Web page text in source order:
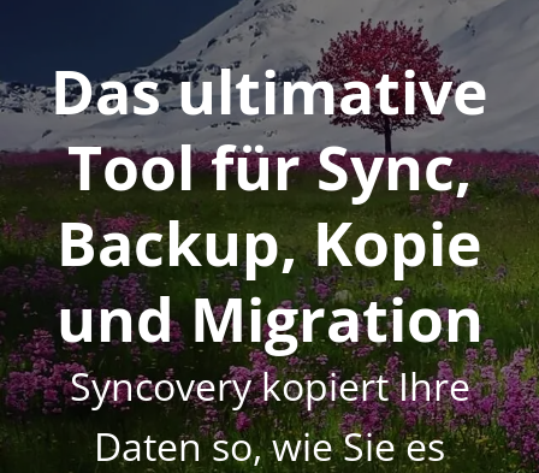
Das ultimative
Tool für Sync,
Backup, Kopie
und Migration
Syncovery kopiert Ihre
Daten so, wie Sie es